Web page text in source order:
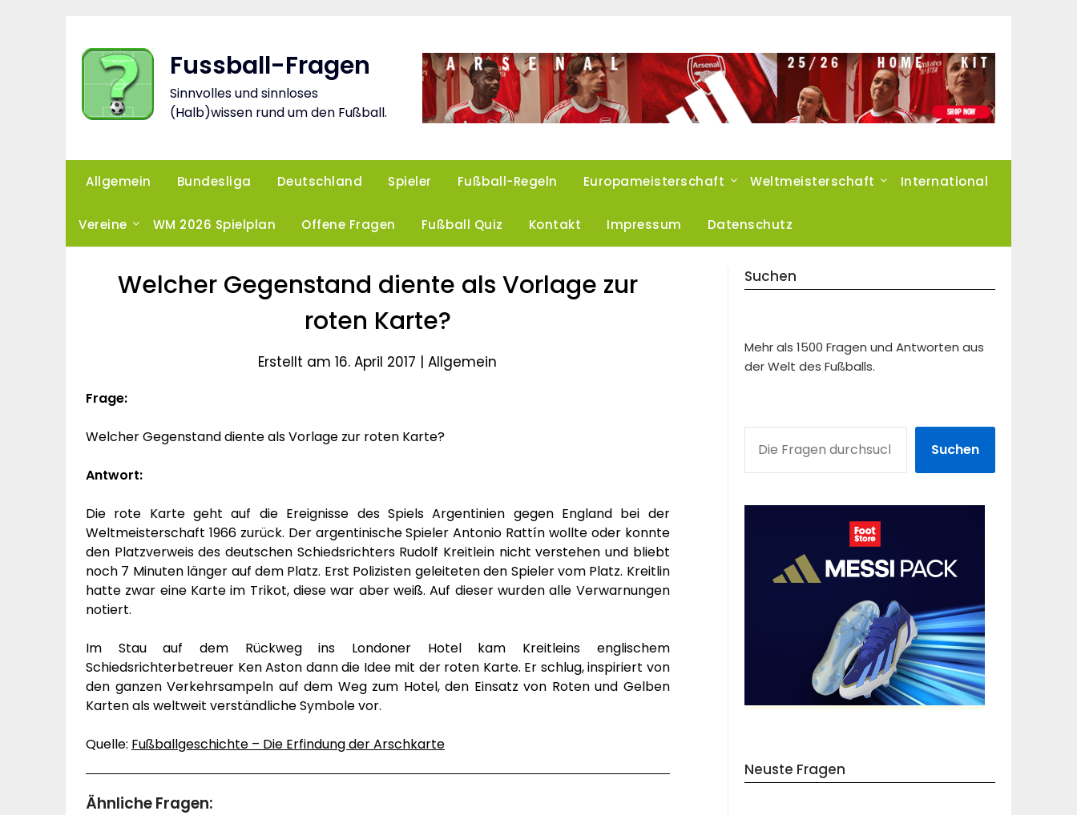
Fussball-Fragen
Sinnvolles und sinnloses
(Halb)wissen rund um den Fußball.
Allgemein Bundesliga Deutschland Spieler Fußball-Regeln Europameisterschaft Weltmeisterschaft International
Vereine WM 2026 Spielplan Offene Fragen Fußball Quiz Kontakt Impressum Datenschutz
Welcher Gegenstand diente als Vorlage zur
roten Karte?
Erstellt am 16. April 2017 |Allgemein
Frage:
Welcher Gegenstand diente als Vorlage zur roten Karte?
Antwort:
Die rote Karte geht auf die Ereignisse des Spiels Argentinien gegen England bei der
Weltmeisterschaft 1966 zurück. Der argentinische Spieler Antonio Rattín wollte oder konnte
den Platzverweis des deutschen Schiedsrichters Rudolf Kreitlein nicht verstehen und bliebt
noch 7 Minuten länger auf dem Platz. Erst Polizisten geleiteten den Spieler vom Platz. Kreitlin
hatte zwar eine Karte im Trikot, diese war aber weiß. Auf dieser wurden alle Verwarnungen
notiert.
Im Stau auf dem Rückweg ins Londoner Hotel kam Kreitleins englischem
Schiedsrichterbetreuer Ken Aston dann die Idee mit der roten Karte. Er schlug, inspiriert von
den ganzen Verkehrsampeln auf dem Weg zum Hotel, den Einsatz von Roten und Gelben
Karten als weltweit verständliche Symbole vor.
Quelle: Fußballgeschichte – Die Erfindung der Arschkarte
Ähnliche Fragen:
Suchen
Mehr als 1500 Fragen und Antworten aus
der Welt des Fußballs.
Suchen
Neuste Fragen